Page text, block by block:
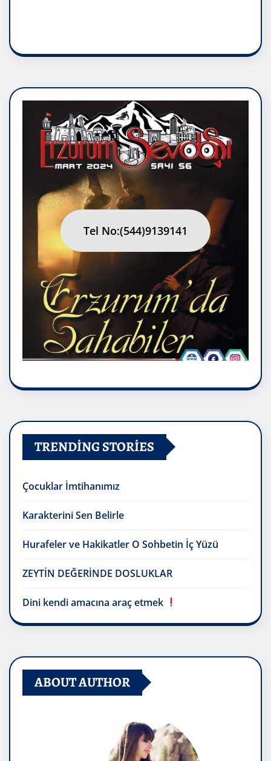
Tel No:(544)9139141
TRENDING STORIES
Çocuklar İmtihanımız
Karakterini Sen Belirle
Hurafeler ve Hakikatler O Sohbetin İç Yüzü
ZEYTİN DEĞERİNDE DOSLUKLAR
Dini kendi amacına araç etmek
ABOUT AUTHOR